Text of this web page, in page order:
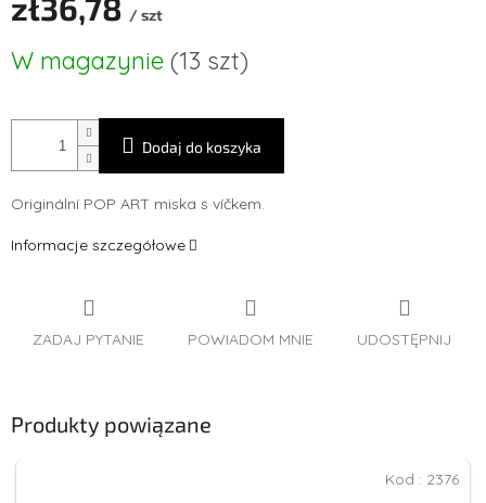
/ szt
jednostkowa:
W magazynie (13 szt)
Dodaj do koszyka
Originální POP ART miska s víčkem.
Informacje szczegółowe
ZADAJ PYTANIE POWIADOM MNIE UDOSTĘPNIJ
Produkty powiązane
Kod : 2376